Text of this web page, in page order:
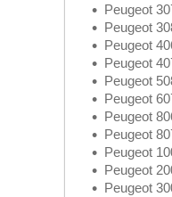
Peugeot
Peugeot
Peugeot
Peugeot
Peugeot
Peugeot
Peugeot
Peugeot
Peugeot
Peugeot
Peugeot